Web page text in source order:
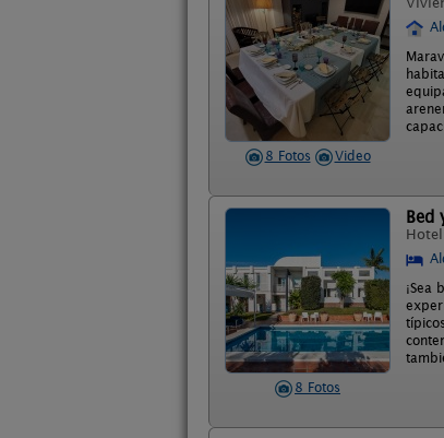
8 Fotos Video
8 Fotos
Bed
¡Sea